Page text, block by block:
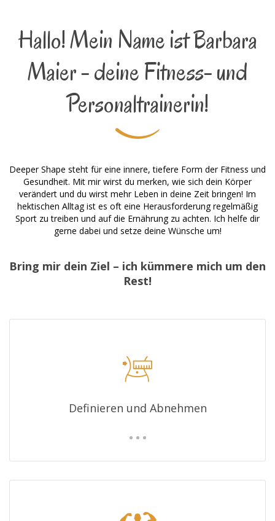
Hallo! Mein Name ist Barbara
Maier - deine Fitness- und
Personaltrainerin!
Deeper Shape steht für eine innere, tiefere Form der Fitness und
Gesundheit. Mit mir wirst du merken, wie sich dein Körper
verändert und du wirst mehr Leben in deine Zeit bringen! Im
hektischen Alltag ist es oft eine Herausforderung regelmäßig
Sport zu treiben und auf die Ernährung zu achten. Ich helfe dir
gerne dabei und setze deine Wünsche um!
Bring mir dein Ziel – ich kümmere mich um den
Rest!
Definieren und Abnehmen